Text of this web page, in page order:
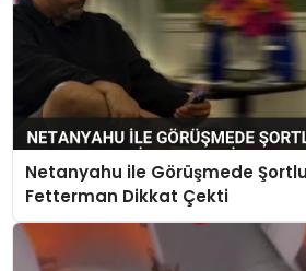
Netanyahu ile Görüşmede
Fetterman Dikkat Çekti